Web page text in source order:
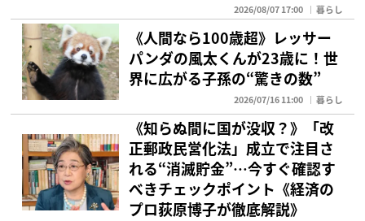
2026/08/07 17:00 暮らし
《人間なら100歳超》レッサー
パンダの風太くんが23歳に！世
界に広がる子孫の“驚きの数”
2026/07/16 11:00 暮らし
《知らぬ間に国が没収？》「改
正郵政民営化法」成立で注目さ
れる“消滅貯金”…今すぐ確認す
べきチェックポイント《経済の
プロ荻原博子が徹底解説》